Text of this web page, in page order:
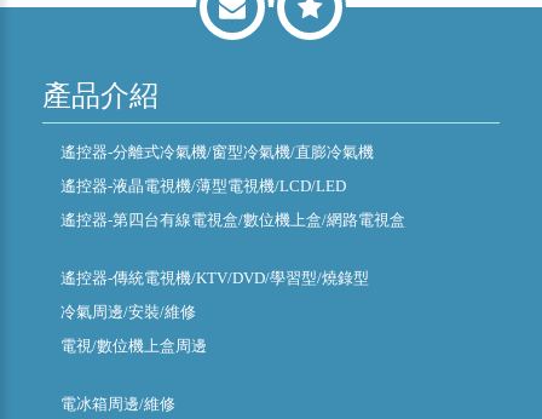
產品介紹
遙控器-分離式冷氣機/窗型冷氣機/直膨冷氣機
遙控器-液晶電視機/薄型電視機/LCD/LED
遙控器-第四台有線電視盒/數位機上盒/網路電視盒
遙控器-傳統電視機/KTV/DVD/學習型/燒錄型
冷氣周邊/安裝/維修
電視/數位機上盒周邊
電冰箱周邊/維修